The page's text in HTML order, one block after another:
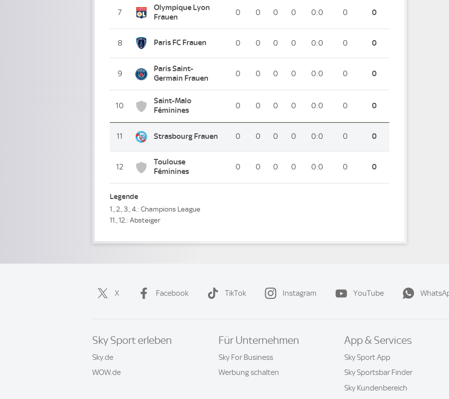
7
Olympique Lyon
Frauen
0 0 0 0 0:0 0 0
8 Paris FC Frauen 0 0 0 0 0:0 0 0
9
Paris Saint-
Germain Frauen
0 0 0 0 0:0 0 0
10
Saint-Malo
Féminines
0 0 0 0 0:0 0 0
11 Strasbourg Frauen 0 0 0 0 0:0 0 0
12
Toulouse
Féminines
0 0 0 0 0:0 0 0
Legende
1., 2., 3., 4.: Champions League
11., 12.: Absteiger
X Facebook TikTok Instagram YouTube
Sky Sport erleben
Sky.de
WOW.de
Für Unternehmen
Sky For Business
Werbung schalten
App & Services
Sky Sport App
Sky Sportsbar Finder
Sky Kundenbereich